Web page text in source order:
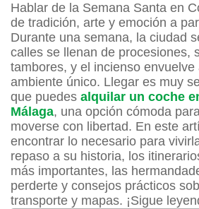
Hablar de la Semana Santa en
de tradición, arte y emoción a
Durante una semana, la ciudad
calles se llenan de procesiones,
tambores, y el incienso envuelve
ambiente único. Llegar es muy
que puedes alquilar un coche
Málaga, una opción cómoda
moverse con libertad. En este
encontrar lo necesario para
repaso a su historia, los
más importantes, las
perderte y consejos prácticos
transporte y mapas. ¡Sigue